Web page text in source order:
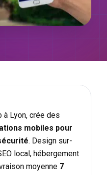
à Lyon, crée des
mobiles pour
. Design sur-
local, hébergement
moyenne 7